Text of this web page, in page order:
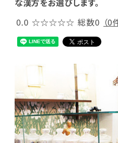
な漢方をお選びします。
0.0 ☆☆☆☆☆ 総数0 （0